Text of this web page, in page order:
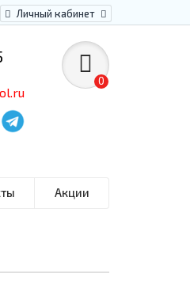
Личный кабинет
0
Акции